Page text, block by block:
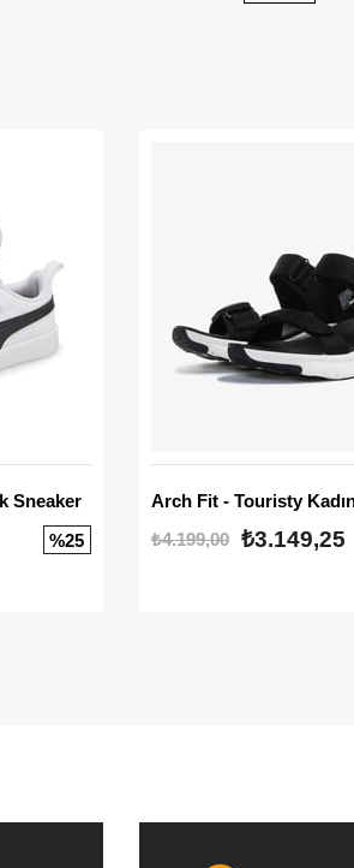
Sneaker
%25
Arch Fit - Touristy
₺4.199,00
₺3.149,25